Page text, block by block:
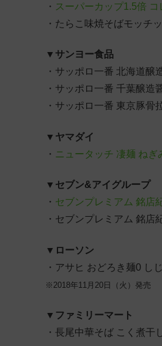
・ スーパーカップ1.5倍
・たらこ味焼そばモッチ
▼ サンヨー食品
・サッポロ一番 北海道醸
・サッポロ一番 千葉醸造
・サッポロ一番 東京豚骨
▼ ヤマダイ
・ ニュータッチ 凄麺 ねぎ
▼ セブン&アイグループ
・ セブンプレミアム 銘店
・セブンプレミアム 銘店
▼ ローソン
・アサヒ おどろき麺0 し
※2018年11月20日（火）発売
▼ ファミリーマート
・長尾中華そば こく煮干